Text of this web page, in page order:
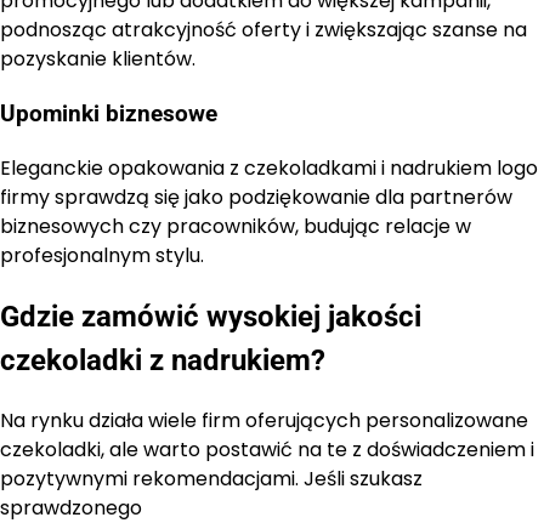
podnosząc atrakcyjność oferty i zwiększając szanse na
pozyskanie klientów.
Upominki biznesowe
Eleganckie opakowania z czekoladkami i nadrukiem logo
firmy sprawdzą się jako podziękowanie dla partnerów
biznesowych czy pracowników, budując relacje w
profesjonalnym stylu.
Gdzie zamówić wysokiej jakości
czekoladki z nadrukiem?
Na rynku działa wiele firm oferujących personalizowane
czekoladki, ale warto postawić na te z doświadczeniem i
pozytywnymi rekomendacjami. Jeśli szukasz
sprawdzonego